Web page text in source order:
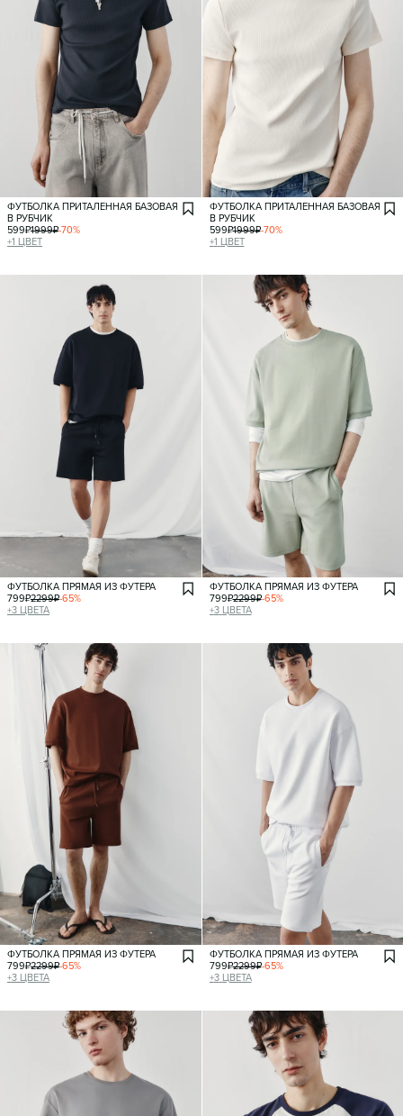
ФУТБОЛКА ПРИТАЛЕННАЯ БАЗОВАЯ
В РУБЧИК
599₽1999₽-70%
+1 ЦВЕТ
ФУТБОЛКА ПРИТАЛЕННАЯ БАЗОВАЯ
В РУБЧИК
599₽1999₽-70%
+1 ЦВЕТ
ФУТБОЛКА ПРЯМАЯ ИЗ ФУТЕРА
799₽2299₽-65%
+3 ЦВЕТА
ФУТБОЛКА ПРЯМАЯ ИЗ ФУТЕРА
799₽2299₽-65%
+3 ЦВЕТА
ФУТБОЛКА ПРЯМАЯ ИЗ ФУТЕРА
799₽2299₽-65%
+3 ЦВЕТА
ФУТБОЛКА ПРЯМАЯ ИЗ ФУТЕРА
799₽2299₽-65%
+3 ЦВЕТА